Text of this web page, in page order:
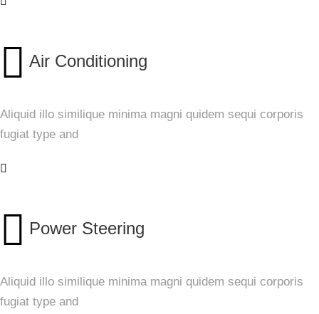
Air Conditioning
Aliquid illo similique minima magni quidem sequi corporis
fugiat type and
Power Steering
Aliquid illo similique minima magni quidem sequi corporis
fugiat type and